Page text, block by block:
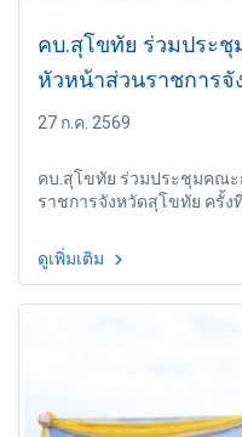
คบ.สุโขทัย ร่วมประชุมคณะกรมการจังหวัดและ
หัวหน้าส่วนราชการจั
27 ก.ค. 2569
คบ.สุโขทัย ร่วมประชุมคณ
ราชการจังหวัดสุโขทัย ครั้ง
ดูเพิ่มเติม